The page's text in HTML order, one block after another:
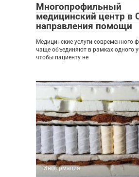
Многопрофильный
медицинский центр в
направления помощи
Медицинские услуги современного
чаще объединяют в рамках одного
чтобы пациенту не
Информация